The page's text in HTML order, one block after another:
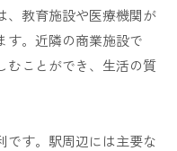
、教育施設や医療機関が
す。近隣の商業施設で
むことができ、生活の質
です。駅周辺には主要な